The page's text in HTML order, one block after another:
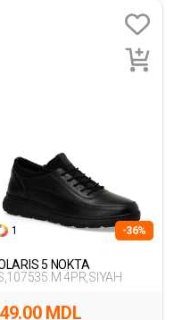
1 -36%
5 NOKTA
4PR,SIYAH
MDL